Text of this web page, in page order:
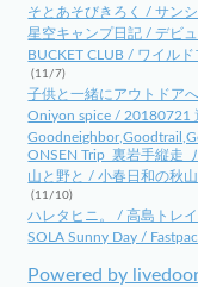
そとあそびきろく / サン
星空キャンプ日記 / デビ
BUCKET CLUB / ワイル
(11/7)
子供と一緒にアウトドア
Oniyon spice /
ONSEN Trip_裏岩手縦走
山と野と / 小春日和の秋
(11/10)
ハレタヒニ。 / 高島トレ
SOLA Sunny Day /
Powered by